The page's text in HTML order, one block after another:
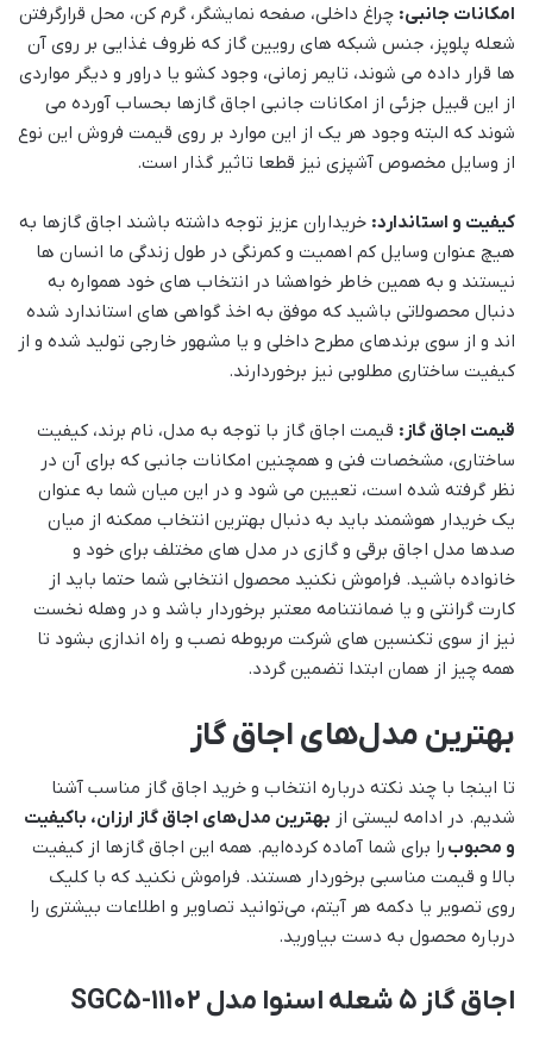
امکانات جانبی: چراغ داخلی، صفحه نمایشگر، گرم کن، محل قرارگرفتن
شعله پلوپز، جنس شبکه های رویین گاز که ظروف غذایی بر روی آن
ها قرار داده می شوند، تایمر زمانی، وجود کشو یا دراور و دیگر مواردی
از این قبیل جزئی از امکانات جانبی اجاق گازها بحساب آورده می
شوند که البته وجود هر یک از این موارد بر روی قیمت فروش این نوع
از وسایل مخصوص آشپزی نیز قطعا تاثیر گذار است.
کیفیت و استاندارد: خریداران عزیز توجه داشته باشند اجاق گازها به
هیچ عنوان وسایل کم اهمیت و کمرنگی در طول زندگی ما انسان ها
نیستند و به همین خاطر خواهشا در انتخاب های خود همواره به
دنبال محصولاتی باشید که موفق به اخذ گواهی های استاندارد شده
اند و از سوی برندهای مطرح داخلی و یا مشهور خارجی تولید شده و از
کیفیت ساختاری مطلوبی نیز برخوردارند.
قیمت اجاق گاز: قیمت اجاق گاز با توجه به مدل، نام برند، کیفیت
ساختاری، مشخصات فنی و همچنین امکانات جانبی که برای آن در
نظر گرفته شده است، تعیین می شود و در این میان شما به عنوان
یک خریدار هوشمند باید به دنبال بهترین انتخاب ممکنه از میان
صدها مدل اجاق برقی و گازی در مدل های مختلف برای خود و
خانواده باشید. فراموش نکنید محصول انتخابی شما حتما باید از
کارت گرانتی و یا ضمانتنامه معتبر برخوردار باشد و در وهله نخست
نیز از سوی تکنسین های شرکت مربوطه نصب و راه اندازی بشود تا
همه چیز از همان ابتدا تضمین گردد.
بهترین مدل‌های اجاق گاز
تا اینجا با چند نکته درباره انتخاب و خرید اجاق گاز مناسب آشنا
شدیم. در ادامه لیستی از بهترین مدل‌های اجاق گاز ارزان، باکیفیت
و محبوب را برای شما آماده کرده‌ایم. همه این اجاق گازها از کیفیت
بالا و قیمت مناسبی برخوردار هستند. فراموش نکنید که با کلیک
روی تصویر یا دکمه هر آیتم، می‌توانید تصاویر و اطلاعات بیشتری را
درباره محصول به دست بیاورید.
اجاق گاز ۵ شعله اسنوا مدل SGC5-11102